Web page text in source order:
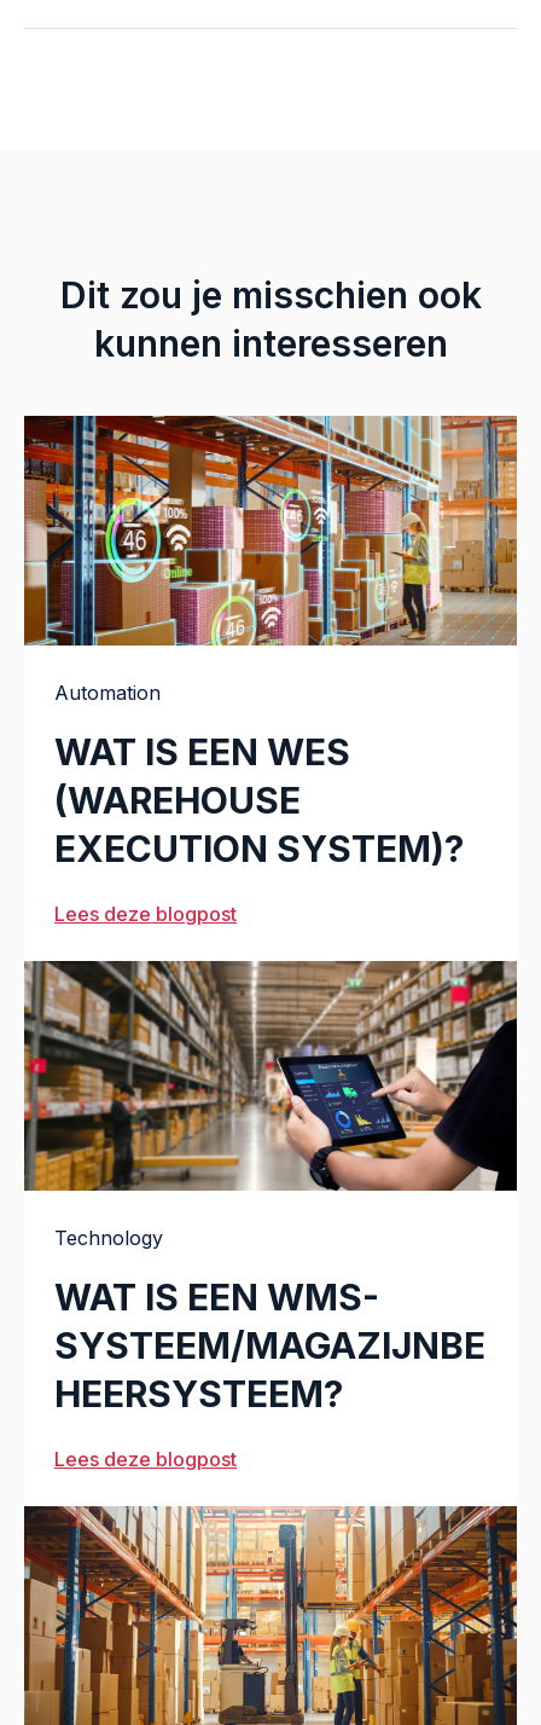
Dit zou je misschien ook
kunnen interesseren
Automation
WAT IS EEN WES
(WAREHOUSE
EXECUTION SYSTEM)?
Lees deze blogpost
Technology
WAT IS EEN WMS-
SYSTEEM/MAGAZIJNBE
HEERSYSTEEM?
Lees deze blogpost